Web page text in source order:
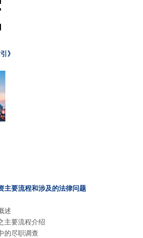
》
主要流程和涉及的法律问题
述
主要流程介绍
的尽职调查